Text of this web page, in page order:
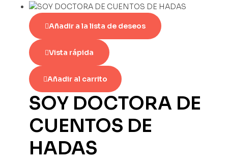
Añadir a la lista de deseos
Vista rápida
Añadir al carrito
SOY DOCTORA DE
CUENTOS DE
HADAS